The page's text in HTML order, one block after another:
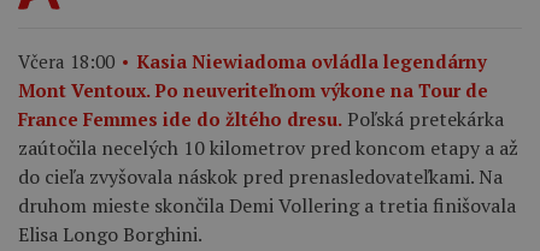
Včera 18:00
Kasia Niewiadoma ovládla legendárny
Mont Ventoux. Po neuveriteľnom výkone na Tour de
France Femmes ide do žltého dresu. Poľská pretekárka
zaútočila necelých 10 kilometrov pred koncom etapy a až
do cieľa zvyšovala náskok pred prenasledovateľkami. Na
druhom mieste skončila Demi Vollering a tretia finišovala
Elisa Longo Borghini.